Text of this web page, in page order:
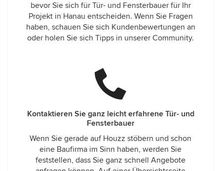
bevor Sie sich für Tür- und Fensterbauer für Ihr
Projekt in Hanau entscheiden. Wenn Sie Fragen
haben, schauen Sie sich Kundenbewertungen an
oder holen Sie sich Tipps in unserer Community.
Kontaktieren Sie ganz leicht erfahrene Tür- und
Fensterbauer
Wenn Sie gerade auf Houzz stöbern und schon
eine Baufirma im Sinn haben, werden Sie
feststellen, dass Sie ganz schnell Angebote